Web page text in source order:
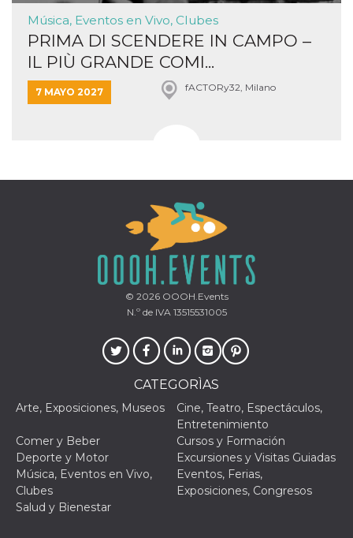
Música, Eventos en Vivo, Clubes
PRIMA DI SCENDERE IN CAMPO –
IL PIÙ GRANDE COMI...
7 MAYO 2027 fACTORy32, Milano
© 2026OOOH.Events
N.º de IVA 13515531005
CATEGORÌAS
Arte, Exposiciones, Museos
Cine, Teatro, Espectáculos,
Entretenimiento
Comer y Beber
Cursos y Formación
Deporte y Motor
Excursiones y Visitas Guiadas
Música, Eventos en Vivo,
Clubes
Eventos, Ferias,
Exposiciones, Congresos
Salud y Bienestar